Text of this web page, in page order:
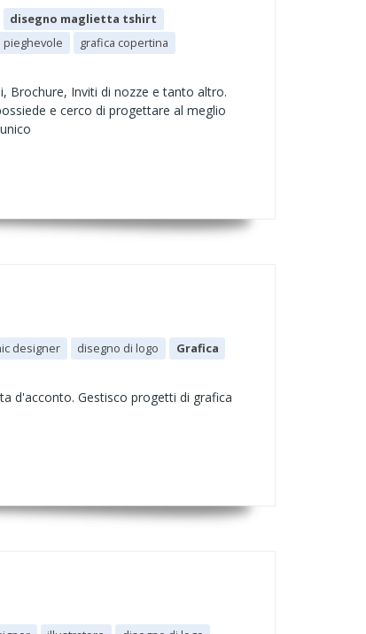
disegno maglietta tshirt
pieghevole
grafica copertina
Brochure, Inviti di nozze e tanto altro.
e cerco di progettare al meglio
designer disegno di logo
Grafica
d'acconto. Gestisco progetti di grafica